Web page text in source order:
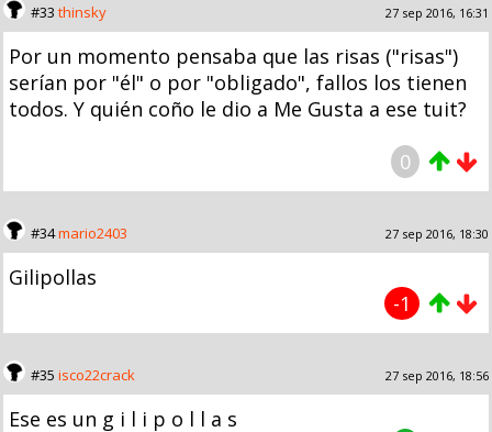
#33 thinsky 27 sep 2016, 16:31
Por un momento pensaba que las risas ("risas")
serían por "él" o por "obligado", fallos los tienen
todos. Y quién coño le dio a Me Gusta a ese tuit?
0
#34mario2403 27 sep 2016, 18:30
Gilipollas
-1
#35 isco22crack 27 sep 2016, 18:56
Ese es un g i l i p o l l a s